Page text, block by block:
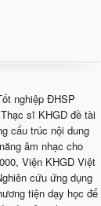
nghiệp ĐHSP
sĩ KHGD đề tài
cấu trúc nội dung
âm nhạc cho
Viện KHGD Việt
cứu ứng dụng
tiện dạy học để